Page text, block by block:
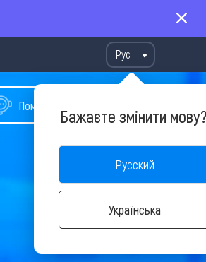
Рус
Бажаєте змінити
Русский
Українська
Помощь в подборе тура